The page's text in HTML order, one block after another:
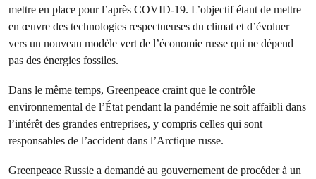
mettre en place pour l’après COVID-19. L’objectif étant de mettre
en œuvre des technologies respectueuses du climat et d’évoluer
vers un nouveau modèle vert de l’économie russe qui ne dépend
pas des énergies fossiles.
Dans le même temps, Greenpeace craint que le contrôle
environnemental de l’État pendant la pandémie ne soit affaibli dans
l’intérêt des grandes entreprises, y compris celles qui sont
responsables de l’accident dans l’Arctique russe.
Greenpeace Russie a demandé au gouvernement de procéder à un